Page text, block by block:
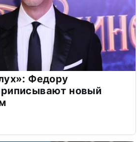
Федору
новый